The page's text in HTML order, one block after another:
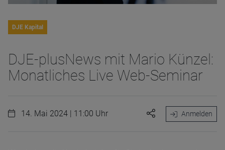
DJE Kapital
DJE-plusNews mit Mario Künzel:
Monatliches Live Web-Seminar
14. Mai 2024 | 11:00 Uhr Anmelden